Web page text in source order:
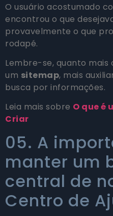
O usuário acostumado
encontrou o que
provavelmente o que
rodapé.
Lembre-se, quanto
um sitemap, mais
busca por informações.
Leia mais sobre O que é
Criar
05. A
manter um
central de
Centro de